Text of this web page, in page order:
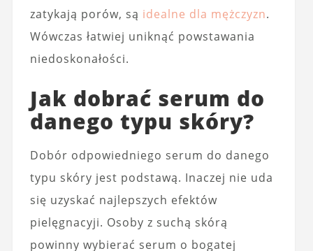
zatykają porów, są idealne dla mężczyzn.
Wówczas łatwiej uniknąć powstawania
niedoskonałości.
Jak dobrać serum do
danego typu skóry?
Dobór odpowiedniego serum do danego
typu skóry jest podstawą. Inaczej nie uda
się uzyskać najlepszych efektów
pielęgnacyji. Osoby z suchą skórą
powinny wybierać serum o bogatej